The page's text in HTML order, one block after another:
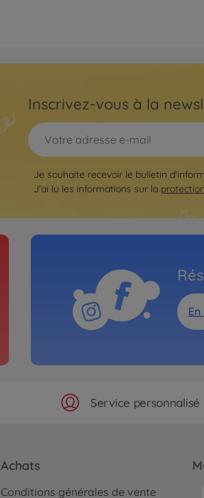
Inscrivez-vous à la
Je souhaite recevoir le bulletin
J'ai lu les informations sur la
Service personnalisé
Achats
Conditions générales de vente